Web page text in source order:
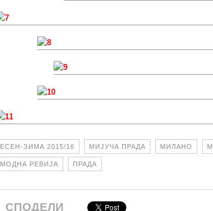
ЕСЕН-ЗИМА 2015/16 МИЈУЧА ПРАДА МИЛАНО
МОДНА РЕВИЈА ПРАДА
СПОДЕЛИ